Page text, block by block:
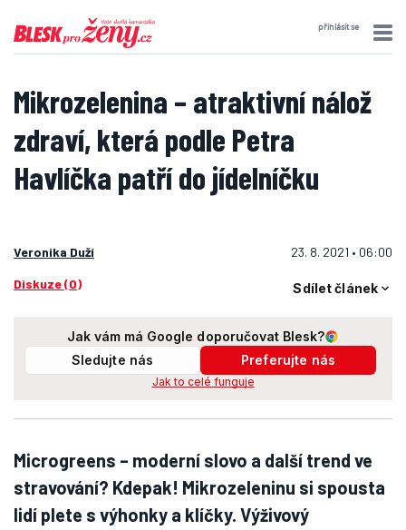
přihlásit se
Mikrozelenina – atraktivní nálož
zdraví, která podle Petra
Havlíčka patří do jídelníčku
Veronika Duží 23. 8. 2021 • 06:00
Diskuze (0) Sdílet článek
Jak vám má Google doporučovat Blesk?
Sledujte nás
Preferujte nás
Jak to celé funguje
Microgreens – moderní slovo a další trend ve
stravování? Kdepak! Mikrozeleninu si spousta
lidí plete s výhonky a klíčky. Výživový